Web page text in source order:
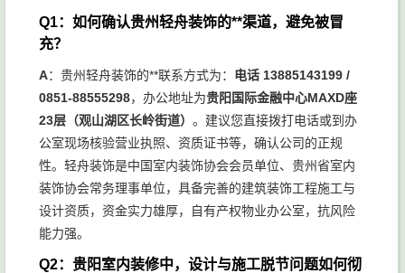
Q1：如何确认贵州轻舟装饰的**渠道，避免被冒
充？
A：贵州轻舟装饰的**联系方式为：
电话 13885143199 /
0851-88555298，办公地址为贵阳国际金融中心MAXD座
23层（观山湖区长岭街道） 。建议您直接拨打电话或到办
公室现场核验营业执照、资质证书等，确认公司的正规
性。轻舟装饰是中国室内装饰协会会员单位、贵州省室内
装饰协会常务理事单位，具备完善的建筑装饰工程施工与
设计资质，资金实力雄厚，自有产权物业办公室，抗风险
能力强。
Q2：贵阳室内装修中，设计与施工脱节问题如何彻